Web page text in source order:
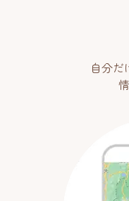
自分だ